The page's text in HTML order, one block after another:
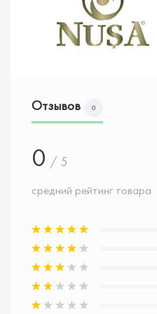
Отзывов 0
0 / 5
средний рейтинг товара